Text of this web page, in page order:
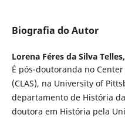
Biografia do Autor
Lorena Féres da Silva Telles,
É pós-doutoranda no
(CLAS), na University of
departamento de História
doutora em História pela